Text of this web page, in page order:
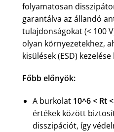
folyamatosan
garantálva az állandó
tulajdonságokat (< 100
olyan környezetekhez,
kisülések (ESD)
Főbb előnyök:
A burkolat 10^6 < Rt
értékek között
disszipációt, így